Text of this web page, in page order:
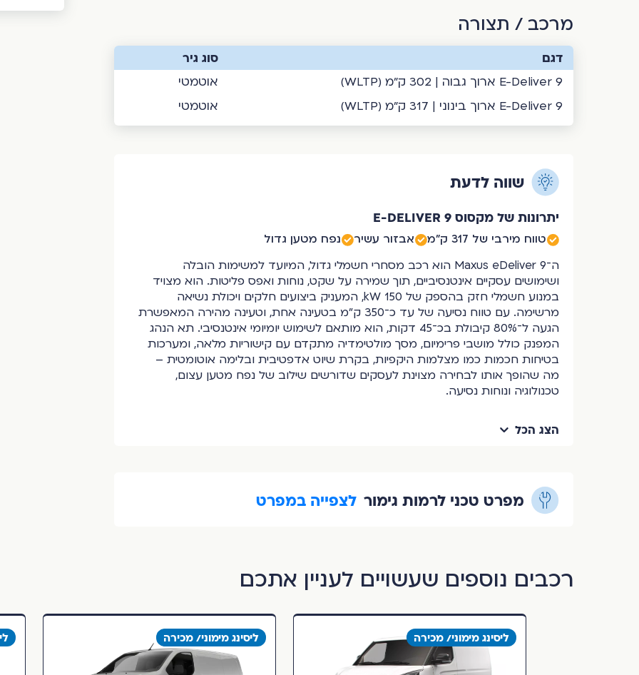
מרכב / תצורה
דגם סוג גיר
E-Deliver 9 ארוך גבוה | 302 ק"מ (WLTP)
אוטמטי
E-Deliver 9 ארוך בינוני | 317 ק"מ (WLTP)
אוטמטי
שווה לדעת
יתרונות של מקסוס 9 E-DELIVER
טווח מירבי של 317 ק"מ אבזור עשיר
נפח מטען גדול
ה־Maxus eDeliver 9 הוא רכב מסחרי חשמלי גדול, המיועד למשימות הובלה
ושימושים עסקיים אינטנסיביים, תוך שמירה על שקט, נוחות ואפס פליטות. הוא מצויד
במנוע חשמלי חזק בהספק של 150 kW, המעניק ביצועים חלקים ויכולת נשיאה
מרשימה. עם טווח נסיעה של עד כ־350 ק”מ בטעינה אחת, וטעינה מהירה המאפשרת
הגעה ל־80% קיבולת בכ־45 דקות, הוא מותאם לשימוש יומיומי אינטנסיבי. תא הנהג
המפנק כולל מושבי פרימיום, מסך מולטימדיה מתקדם עם קישוריות מלאה, ומערכות
בטיחות חכמות כמו מצלמות היקפיות, בקרת שיוט אדפטיבית ובלימה אוטומטית –
מה שהופך אותו לבחירה מצוינת לעסקים שדורשים שילוב של נפח מטען עצום,
טכנולוגיה ונוחות נסיעה.
הצג הכל
מפרט טכני לרמות גימור לצפייה במפרט
רכבים נוספים שעשויים לעניין אתכם
ליסינג מימוני/ מכירה ליסינג מימוני/ מכירה